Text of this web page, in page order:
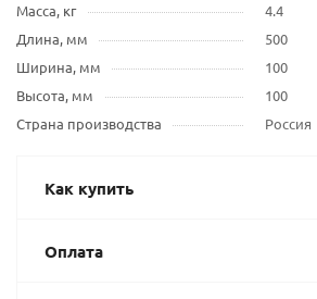
Масса, кг
4.4
Длина, мм
500
Ширина, мм
100
Высота, мм
100
Страна производства
Россия
Как купить
Оплата